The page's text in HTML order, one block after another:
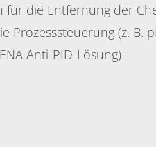
die Entfernung der
Prozesssteuerung (z. B.
Anti-PID-Lösung)